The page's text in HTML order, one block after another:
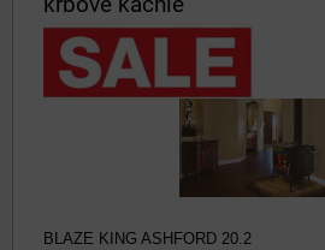
BLAZE KING ASHFORD 20.2